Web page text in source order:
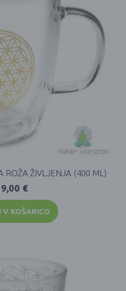
ROŽA ŽIVLJENJA (400 ML)
€
V KOŠARICO